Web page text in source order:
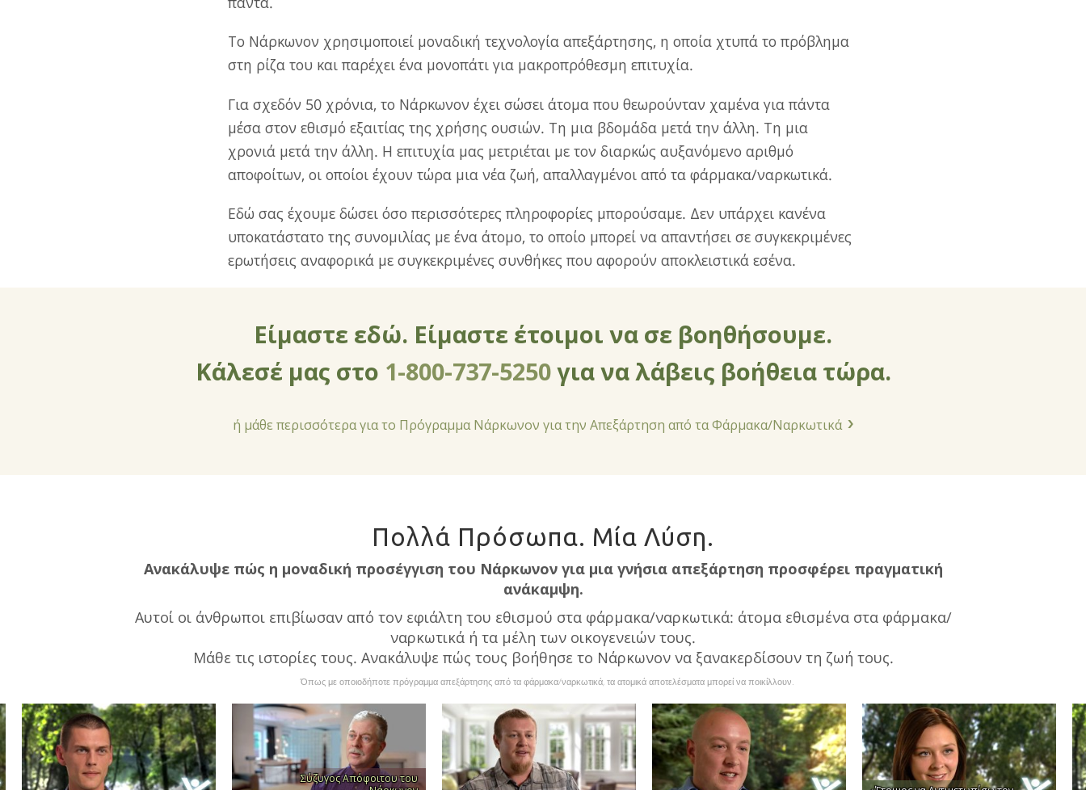
Το Νάρκωνον χρησιμοποιεί μοναδική τεχνολογία απεξάρτησης, η οποία χτυπά το πρόβλημα
στη ρίζα του και παρέχει ένα μονοπάτι για μακροπρόθεσμη επιτυχία.
Για σχεδόν 50 χρόνια, το Νάρκωνον έχει σώσει άτομα που θεωρούνταν χαμένα για πάντα
μέσα στον εθισμό εξαιτίας της χρήσης ουσιών. Τη μια βδομάδα μετά την άλλη. Τη μια
χρονιά μετά την άλλη. Η επιτυχία μας μετριέται με τον διαρκώς αυξανόμενο αριθμό
αποφοίτων, οι οποίοι έχουν τώρα μια νέα ζωή, απαλλαγμένοι από τα φάρμακα/ναρκωτικά.
Εδώ σας έχουμε δώσει όσο περισσότερες πληροφορίες μπορούσαμε. Δεν υπάρχει κανένα
υποκατάστατο της συνομιλίας με ένα άτομο, το οποίο μπορεί να απαντήσει σε συγκεκριμένες
ερωτήσεις αναφορικά με συγκεκριμένες συνθήκες που αφορούν αποκλειστικά εσένα.
Είμαστε εδώ. Είμαστε έτοιμοι να σε βοηθήσουμε.
Κάλεσέ µας στο 1-800-737-5250για να λάβεις βοήθεια τώρα.
ή μάθε περισσότερα για το Πρόγραμμα Νάρκωνον για την Απεξάρτηση από τα Φάρμακα/Ναρκωτικά
Πολλά Πρόσωπα. Μία Λύση.
Ανακάλυψε πώς η μοναδική προσέγγιση του Νάρκωνον για μια γνήσια απεξάρτηση προσφέρει πραγματική
ανάκαμψη.
Αυτοί οι άνθρωποι επιβίωσαν από τον εφιάλτη του εθισμού στα φάρμακα/ναρκωτικά: άτομα εθισμένα στα φάρμακα/
ναρκωτικά ή τα μέλη των οικογενειών τους.
Μάθε τις ιστορίες τους. Ανακάλυψε πώς τους βοήθησε το Νάρκωνον να ξανακερδίσουν τη ζωή τους.
Όπως με οποιοδήποτε πρόγραμμα απεξάρτησης από τα φάρμακα/ναρκωτικά, τα ατομικά αποτελέσματα μπορεί να ποικίλλουν.
Σύζυγος Απόφοιτου του